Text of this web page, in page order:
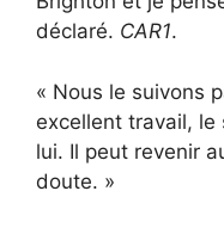
déclaré. CAR1.
« Nous le suivons
excellent travail, le
lui. Il peut revenir
doute. »